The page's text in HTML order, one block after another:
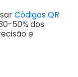
Códigos QR
50% dos
e